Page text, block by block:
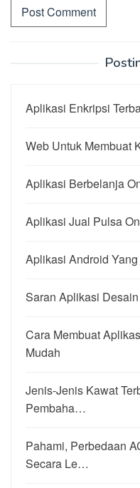
Aplikasi Enkripsi
Web Untuk Membuat
Aplikasi Berbelanja
Aplikasi Jual Pulsa
Aplikasi Android
Saran Aplikasi
Cara Membuat
Mudah
Jenis-Jenis Kawat
Pembaha…
Pahami, Perbedaan
Secara Le…